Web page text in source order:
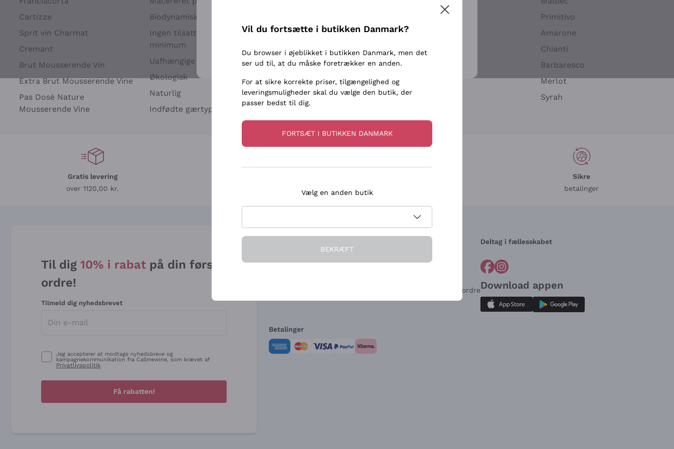
Cartizze
Sprit vin Charmat
Cremant
Brut Mousserende Vin
Extra Brut Mousserende Vine
Pas Dosè Nature
Mousserende Vine
Biodynamisk
Ingen tilsatte sulfitter eller
minimum
Uafhængige Vinavlere
Økologisk
Naturlig
Indfødte gærtyper
Biondi Santi
Franz Haas
Argiolas
Zenato
Ca' dei Frati
Ribolla Gialla
Sauvignon
Primitivo
Amarone
Chianti
Barbaresco
Merlot
Syrah
Gratis levering
over 1120,00 kr.
Sikre
betalinger
Til dig 10% i rabat på din første
ordre!
Tilmeld dig nyhedsbrevet
Jeg accepterer at modtage nyhedsbreve og
kampagnekommunikation fra Callmewine, som krævet af
Privatlivspolitik
Få rabatten!
Hvem vi er
Kundeservice
Fortrydelsesformular for ordre
Deltag i fællesskabet
Download appen
Betalinger
Tilmeld
For flere oplysninger, læs voresPrivatlivspolitik
Vil du fortsætte i butikken Danmark?
Du browser i øjeblikket i butikken Danmark, men det
ser ud til, at du måske foretrækker en anden.
For at sikre korrekte priser, tilgængelighed og
leveringsmuligheder skal du vælge den butik, der
passer bedst til dig.
FORTSÆT I BUTIKKEN DANMARK
Vælg en anden butik
BEKRÆFT